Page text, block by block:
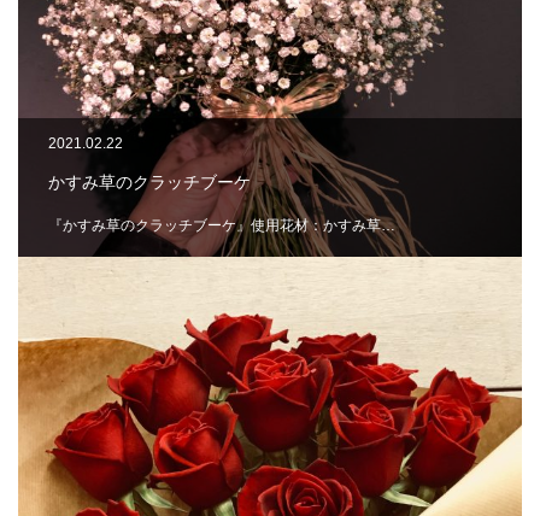
2021.02.22
かすみ草のクラッチブーケ
『かすみ草のクラッチブーケ』使用花材：かすみ草…